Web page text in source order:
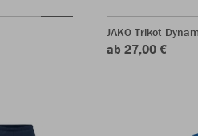
JAKO Trikot
ab 27,00 €